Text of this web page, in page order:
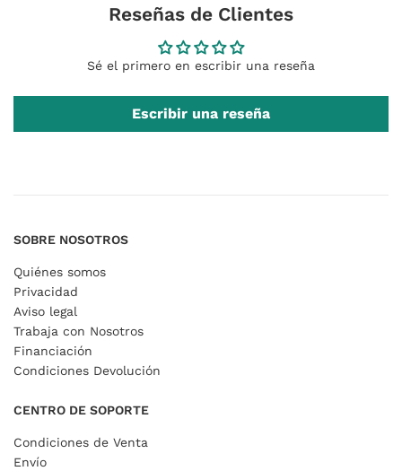
Reseñas de Clientes
Sé el primero en escribir una reseña
Escribir una reseña
SOBRE NOSOTROS
Quiénes somos
Privacidad
Aviso legal
Trabaja con Nosotros
Financiación
Condiciones Devolución
CENTRO DE SOPORTE
Condiciones de Venta
Envío